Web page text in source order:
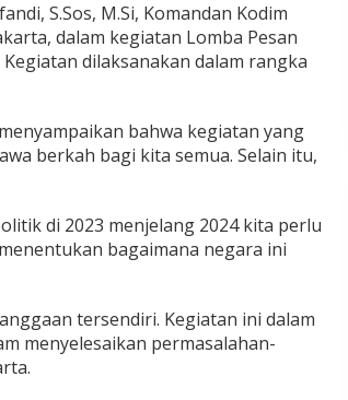
S.Sos, M.Si, Komandan Kodim
dalam kegiatan Lomba Pesan
dilaksanakan dalam rangka
bahwa kegiatan yang
berkah bagi kita semua. Selain itu,
di 2023 menjelang 2024 kita perlu
bagaimana negara ini
tersendiri. Kegiatan ini dalam
menyelesaikan permasalahan-